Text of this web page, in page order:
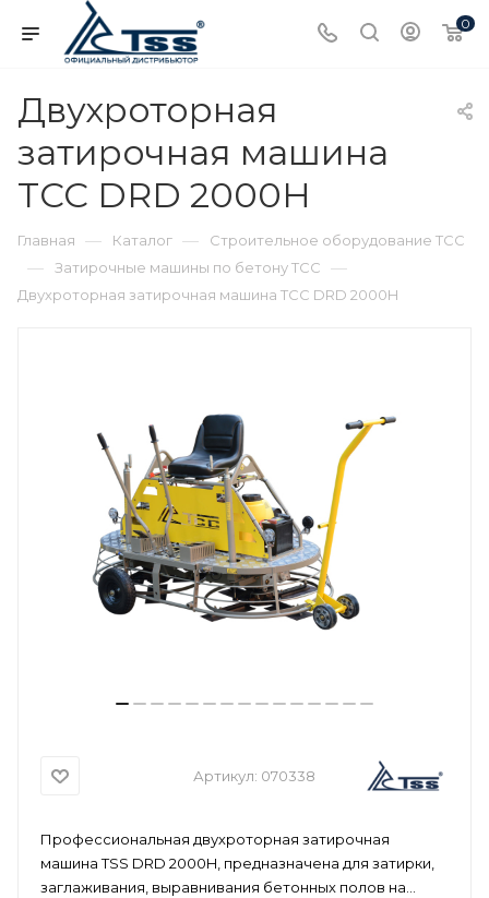
0
Двухроторная
затирочная машина
ТСС DRD 2000H
Главная — Каталог — Строительное оборудование ТСС
— Затирочные машины по бетону ТСС —
Двухроторная затирочная машина ТСС DRD 2000H
Артикул: 070338
Профессиональная двухроторная затирочная
машина TSS DRD 2000H, предназначена для затирки,
заглаживания, выравнивания бетонных полов на